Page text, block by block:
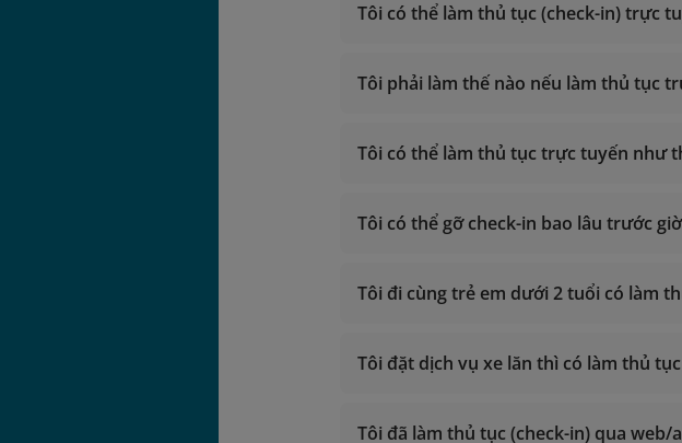
Tôi có thể làm thủ tục (check-in) trực
Tôi phải làm thế nào nếu làm thủ tục
Tôi có thể làm thủ tục trực tuyến như
Tôi có thể gỡ check-in bao lâu trước
Tôi đi cùng trẻ em dưới 2 tuổi có làm
tại đây
Tôi đặt dịch vụ xe lăn thì có làm thủ
Tôi đã làm thủ tục (check-in) qua